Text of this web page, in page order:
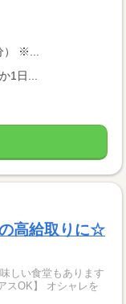
） ※...
1日...
高給取りに☆
しい食堂もあります
スOK】 オシャレを